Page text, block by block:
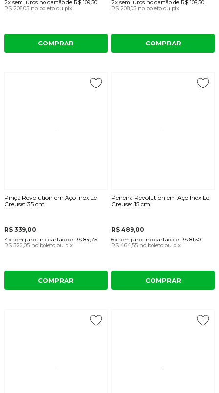
2x sem juros no cartãode R$ 109,50
R$ 208,05 no boleto ou pix
COMPRAR
2x sem juros no cartão de R$ 109,50
R$ 208,05 no boleto ou pix
COMPRAR
Pinça Revolution em Aço Inox Le
Creuset 35 cm
R$ 339,00
4x sem juros no cartãode R$ 84,75
R$ 322,05 no boleto ou pix
COMPRAR
Peneira Revolution em Aço Inox Le
Creuset 15 cm
R$ 489,00
6x sem juros no cartão de R$ 81,50
R$ 464,55 no boleto ou pix
COMPRAR